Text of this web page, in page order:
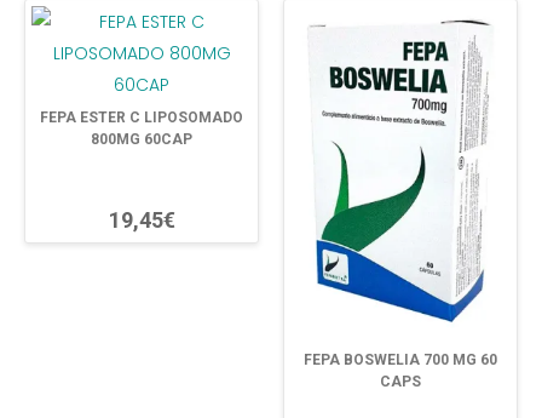
FEPA ESTER C LIPOSOMADO
800MG 60CAP
19,45€
FEPA BOSWELIA 700 MG 60
CAPS